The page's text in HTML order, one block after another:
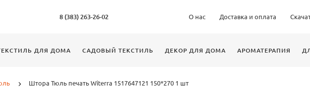
8 (383) 263-26-02 О нас Доставка и оплата
ДЛЯ ДОМА САДОВЫЙ ТЕКСТИЛЬ ДЕКОР ДЛЯ ДОМА АРОМАТЕРАПИЯ
Штора Тюль печать Witerra 1517647121 150*270 1 шт